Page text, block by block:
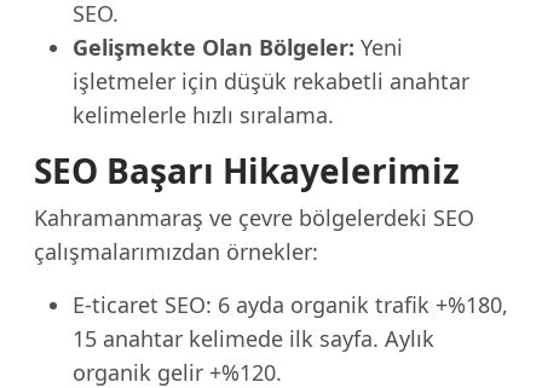
SEO.
Gelişmekte Olan Bölgeler: Yeni
işletmeler için düşük rekabetli anahtar
kelimelerle hızlı sıralama.
SEO Başarı Hikayelerimiz
Kahramanmaraş ve çevre bölgelerdeki SEO
çalışmalarımızdan örnekler:
E-ticaret SEO: 6 ayda organik trafik +%180,
15 anahtar kelimede ilk sayfa. Aylık
organik gelir +%120.